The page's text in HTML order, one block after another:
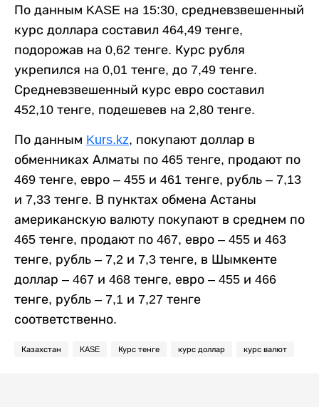
По данным KASE на 15:30, средневзвешенный
курс доллара составил 464,49 тенге,
подорожав на 0,62 тенге. Курс рубля
укрепился на 0,01 тенге, до 7,49 тенге.
Средневзвешенный курс евро составил
452,10 тенге, подешевев на 2,80 тенге.
По данным Kurs.kz, покупают доллар в
обменниках Алматы по 465 тенге, продают по
469 тенге, евро – 455 и 461 тенге, рубль – 7,13
и 7,33 тенге. В пунктах обмена Астаны
американскую валюту покупают в среднем по
465 тенге, продают по 467, евро – 455 и 463
тенге, рубль – 7,2 и 7,3 тенге, в Шымкенте
доллар – 467 и 468 тенге, евро – 455 и 466
тенге, рубль – 7,1 и 7,27 тенге
соответственно.
Казахстан KASE Курс тенге курс доллар курс валют